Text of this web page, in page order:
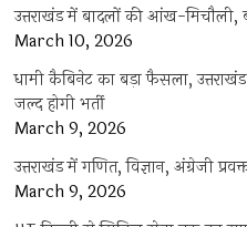
उत्तराखंड में बादलों की आंख-मिचौली,
March 10, 2026
धामी कैबिनेट का बड़ा फैसला,
जल्द होगी भर्ती
March 9, 2026
उत्तराखंड में गणित, विज्ञान, अंग्रेजी
March 9, 2026